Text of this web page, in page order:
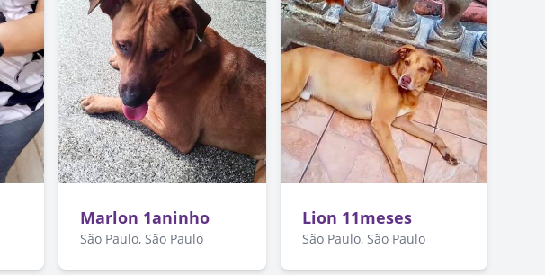
Marlon 1aninho
São Paulo, São Paulo
Lion 11meses
São Paulo, São Paulo